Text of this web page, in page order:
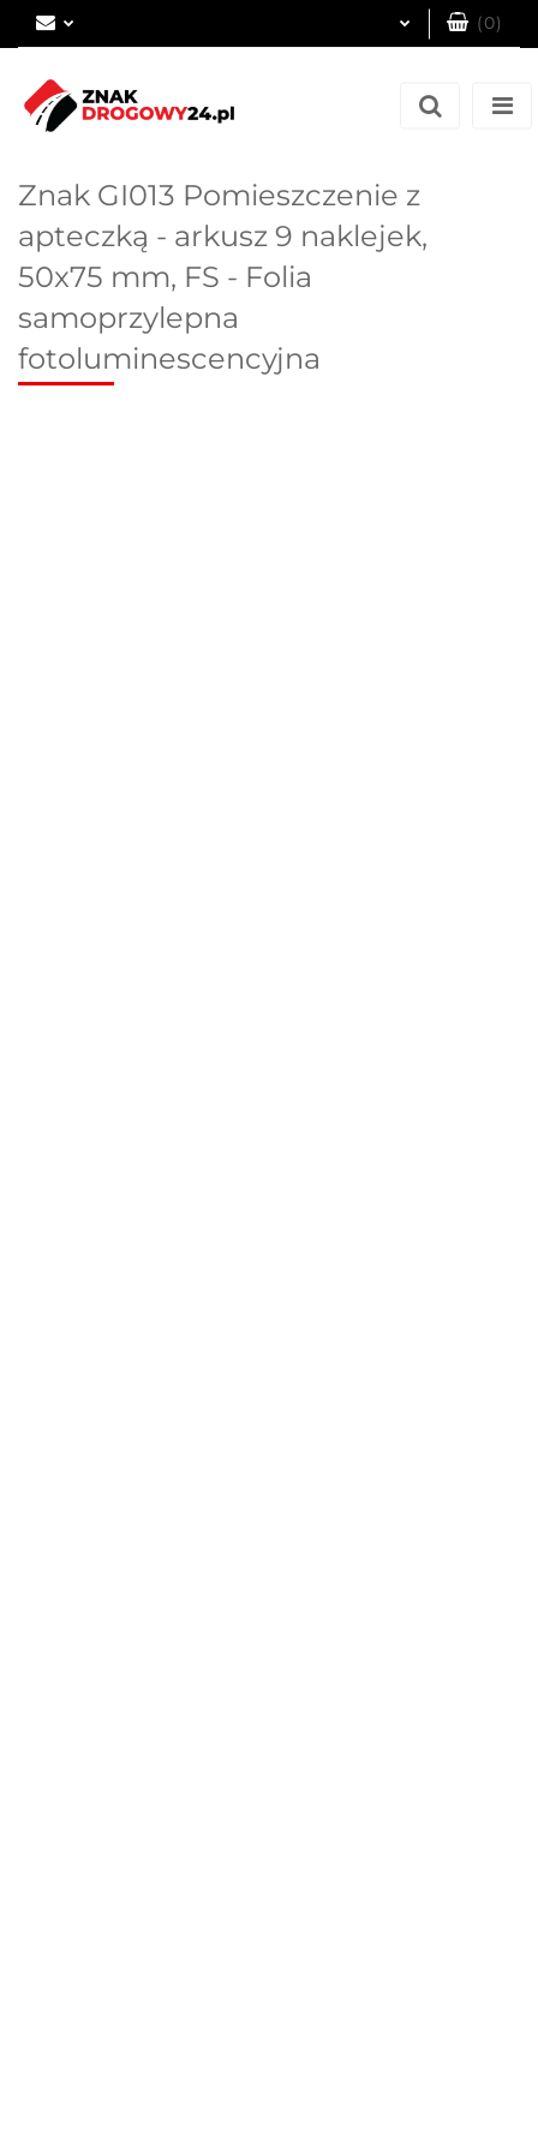
(0)
Znak GI013 Pomieszczenie z
apteczką - arkusz 9 naklejek,
50x75 mm, FS - Folia
samoprzylepna
fotoluminescencyjna